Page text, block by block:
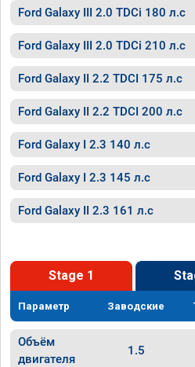
Ford Galaxy III 2.0 TDCi 180 л.с
Ford Galaxy III 2.0 TDCi 210 л.с
Ford Galaxy II 2.2 TDCI 175 л.с
Ford Galaxy II 2.2 TDCI 200 л.с
Ford Galaxy I 2.3 140 л.с
Ford Galaxy I 2.3 145 л.с
Ford Galaxy II 2.3 161 л.с
Stage 1
Параметр Заводские
Объём
двигателя
1.5